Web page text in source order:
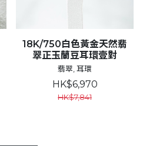
18K/750白色黃金天然翡
翠正玉蘭豆耳環壹對
翡翠, 耳環
HK$6,970
HK$7,841